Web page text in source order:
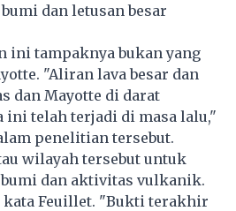
dan letusan besar
ini tampaknya bukan yang
"Aliran lava besar dan
dan Mayotte di darat
ini telah terjadi di masa lalu,"
penelitian tersebut.
wilayah tersebut untuk
dan aktivitas vulkanik.
Feuillet. "Bukti terakhir